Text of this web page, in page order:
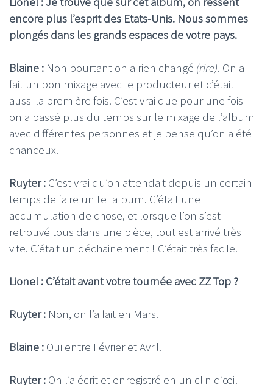
encore plus l’esprit des Etats-Unis. Nous sommes
plongés dans les grands espaces de votre pays.
Blaine : Non pourtant on a rien changé (rire). On a
fait un bon mixage avec le producteur et c’était
aussi la première fois. C’est vrai que pour une fois
on a passé plus du temps sur le mixage de l’album
avec différentes personnes et je pense qu’on a été
chanceux.
Ruyter : C’est vrai qu’on attendait depuis un certain
temps de faire un tel album. C’était une
accumulation de chose, et lorsque l’on s’est
retrouvé tous dans une pièce, tout est arrivé très
vite. C’était un déchainement ! C’était très facile.
Lionel : C’était avant votre tournée avec ZZ Top ?
Ruyter : Non, on l’a fait en Mars.
Blaine : Oui entre Février et Avril.
Ruyter : On l’a écrit et enregistré en un clin d’œil